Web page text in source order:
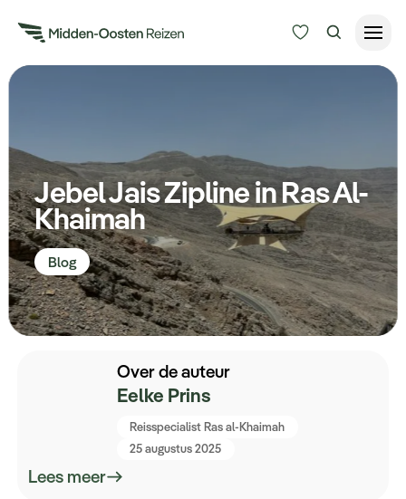
Type Reizen
Inspiratie
Meer
Zoeken
Jebel Jais Zipline in Ras Al-
Khaimah
Blog
Over de auteur
Eelke Prins
Reisspecialist Ras al-Khaimah
25 augustus 2025
Lees meer